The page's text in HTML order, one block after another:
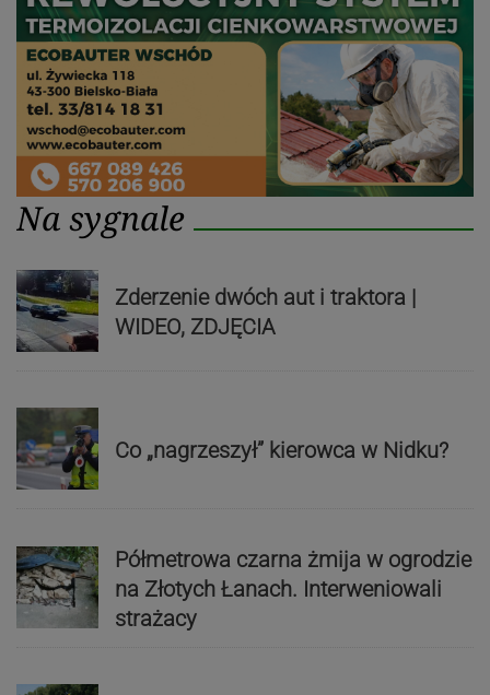
Na sygnale
Zderzenie dwóch aut i traktora |
WIDEO, ZDJĘCIA
Co „nagrzeszył” kierowca w Nidku?
Półmetrowa czarna żmija w ogrodzie
na Złotych Łanach. Interweniowali
strażacy